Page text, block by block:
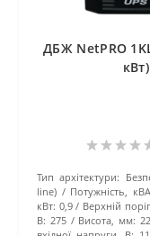
ДБЖ NetPRO
кВт)
Тип архітектури:
line)
Потужність,
кВт: 0,9
Верхній
В: 275 Висота, мм: